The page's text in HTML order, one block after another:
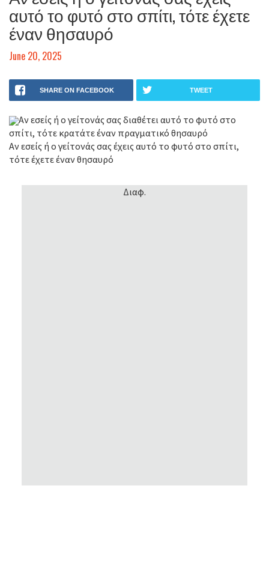
αυτό το φυτό στο σπίτι, τότε έχετε
έναν θησαυρό
June 20, 2025
SHARE ON FACEBOOK TWEET
Αν εσείς ή ο γείτονάς σας διαθέτει αυτό το φυτό στο
σπίτι, τότε κρατάτε έναν πραγματικό θησαυρό
Αν εσείς ή ο γείτονάς σας έχεις αυτό το φυτό στο σπίτι,
τότε έχετε έναν θησαυρό
Διαφ.